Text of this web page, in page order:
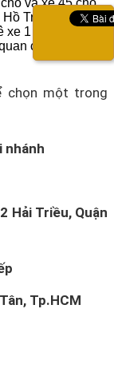
và xe 45 chỗ
Tràm và
1 chiều hoặc
các thắng
chọn một trong
nhánh
Hải Triều, Quận
Tp.HCM